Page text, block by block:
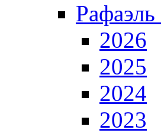
2026
2025
2024
2023